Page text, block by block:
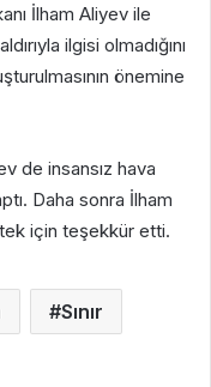
İlham Aliyev ile
ilgisi olmadığını
önemine
de insansız hava
Daha sonra İlham
için teşekkür etti.
Sınır